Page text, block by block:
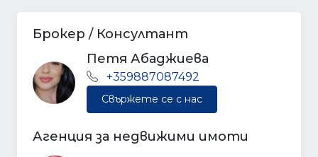
Брокер / Консултант
Петя Абаджиева
+359887087492
Свържете се с нас
Агенция за недвижими имоти